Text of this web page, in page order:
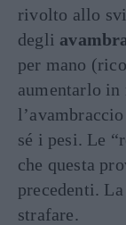
rivolto allo
degli
per mano
aumentarlo in
sé i pesi. Le
che questa
precedenti.
strafare.